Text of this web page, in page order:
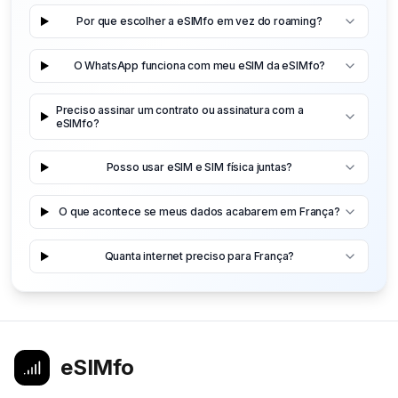
Por que escolher a eSIMfo em vez do roaming?
O WhatsApp funciona com meu eSIM da eSIMfo?
Preciso assinar um contrato ou assinatura com a
eSIMfo?
Posso usar eSIM e SIM física juntas?
O que acontece se meus dados acabarem em França?
Quanta internet preciso para França?
eSIMfo